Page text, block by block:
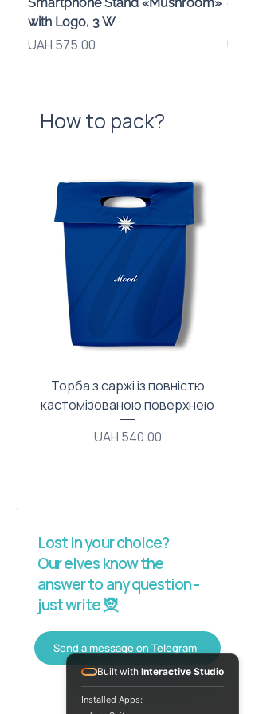
with Logo, 3 W
Price
UAH 575.00 Price
UAH
How to pack?
Торба з саржі із повністю
кастомізованою поверхнею
Price
UAH 540.00
Lost in your choice?
Our elves know the
answer to any question -
just write 🧝
Send a message on Telegram
Built with Interactive Studio
Installed Apps: